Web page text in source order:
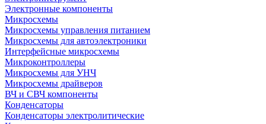
Электронные компоненты
Микросхемы
Микросхемы управления питанием
Микросхемы для автоэлектроники
Интерфейсные микросхемы
Микроконтроллеры
Микросхемы для УНЧ
Микросхемы драйверов
ВЧ и СВЧ компоненты
Конденсаторы
Конденсаторы электролитические